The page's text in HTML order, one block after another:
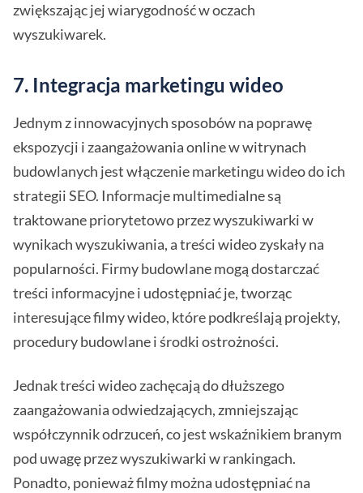
zwiększając jej wiarygodność w oczach
wyszukiwarek.
7. Integracja marketingu wideo
Jednym z innowacyjnych sposobów na poprawę
ekspozycji i zaangażowania online w witrynach
budowlanych jest włączenie marketingu wideo do ich
strategii SEO. Informacje multimedialne są
traktowane priorytetowo przez wyszukiwarki w
wynikach wyszukiwania, a treści wideo zyskały na
popularności. Firmy budowlane mogą dostarczać
treści informacyjne i udostępniać je, tworząc
interesujące filmy wideo, które podkreślają projekty,
procedury budowlane i środki ostrożności.
Jednak treści wideo zachęcają do dłuższego
zaangażowania odwiedzających, zmniejszając
współczynnik odrzuceń, co jest wskaźnikiem branym
pod uwagę przez wyszukiwarki w rankingach.
Ponadto, ponieważ filmy można udostępniać na